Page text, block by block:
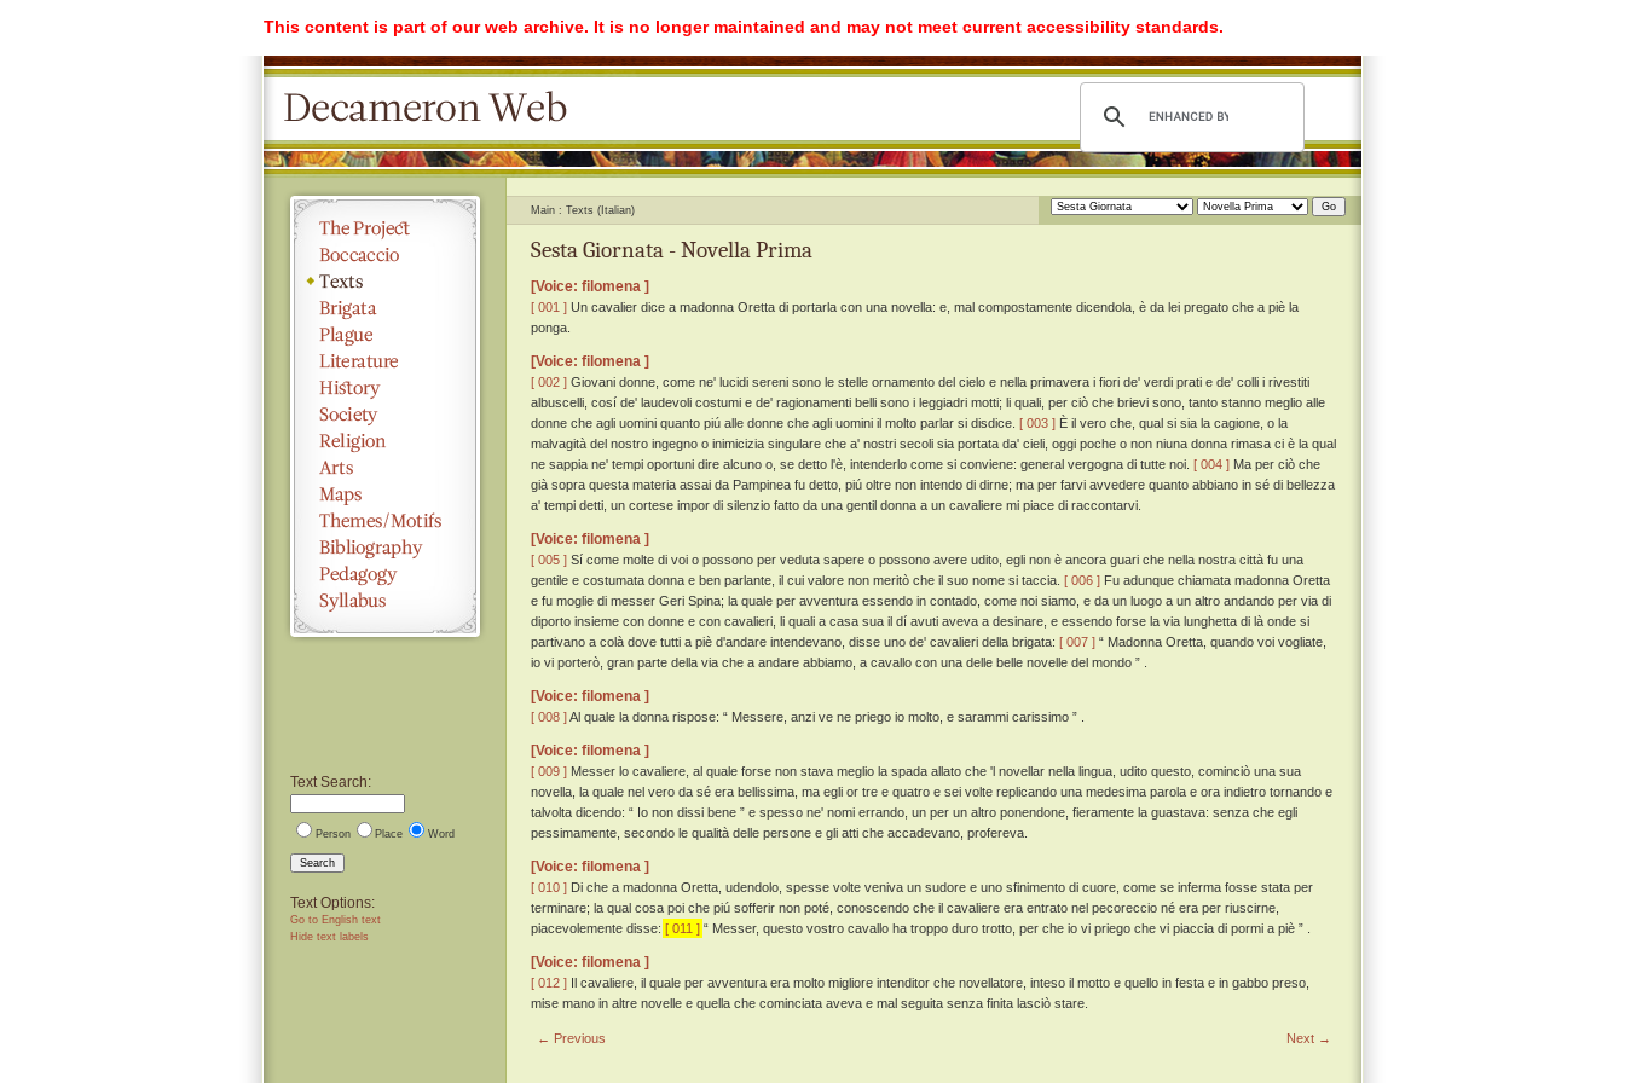
This content is part of our web archive. It is no longer maintained and may not meet current accessibility standards.
Text Search:
Person Place Word
Search
Text Options:
Go to English text
Hide text labels
Main Texts (Italian)
Sesta Giornata - Novella Prima
[Voice: filomena ]
[ 001 ] Un cavalier dice a madonna Oretta di portarla con una novella: e, mal compostamente dicendola, è da lei pregato che a piè la
ponga.
[Voice: filomena ]
[ 002 ] Giovani donne, come ne' lucidi sereni sono le stelle ornamento del cielo e nella primavera i fiori de' verdi prati e de' colli i rivestiti
albuscelli, cosí de' laudevoli costumi e de' ragionamenti belli sono i leggiadri motti; li quali, per ciò che brievi sono, tanto stanno meglio alle
donne che agli uomini quanto piú alle donne che agli uomini il molto parlar si disdice. [ 003 ] È il vero che, qual si sia la cagione, o la
malvagità del nostro ingegno o inimicizia singulare che a' nostri secoli sia portata da' cieli, oggi poche o non niuna donna rimasa ci è la qual
ne sappia ne' tempi oportuni dire alcuno o, se detto l'è, intenderlo come si conviene: general vergogna di tutte noi. [ 004 ] Ma per ciò che
già sopra questa materia assai da Pampinea fu detto, piú oltre non intendo di dirne; ma per farvi avvedere quanto abbiano in sé di bellezza
a' tempi detti, un cortese impor di silenzio fatto da una gentil donna a un cavaliere mi piace di raccontarvi.
[Voice: filomena ]
[ 005 ] Sí come molte di voi o possono per veduta sapere o possono avere udito, egli non è ancora guari che nella nostra città fu una
gentile e costumata donna e ben parlante, il cui valore non meritò che il suo nome si taccia. [ 006 ] Fu adunque chiamata madonna Oretta
e fu moglie di messer Geri Spina; la quale per avventura essendo in contado, come noi siamo, e da un luogo a un altro andando per via di
diporto insieme con donne e con cavalieri, li quali a casa sua il dí avuti aveva a desinare, e essendo forse la via lunghetta di là onde si
partivano a colà dove tutti a piè d'andare intendevano, disse uno de' cavalieri della brigata: [ 007 ] “ Madonna Oretta, quando voi vogliate,
io vi porterò, gran parte della via che a andare abbiamo, a cavallo con una delle belle novelle del mondo ” .
[Voice: filomena ]
[ 008 ]Al quale la donna rispose: “ Messere, anzi ve ne priego io molto, e sarammi carissimo ” .
[Voice: filomena ]
[ 009 ] Messer lo cavaliere, al quale forse non stava meglio la spada allato che 'l novellar nella lingua, udito questo, cominciò una sua
novella, la quale nel vero da sé era bellissima, ma egli or tre e quatro e sei volte replicando una medesima parola e ora indietro tornando e
talvolta dicendo: “ Io non dissi bene ” e spesso ne' nomi errando, un per un altro ponendone, fieramente la guastava: senza che egli
pessimamente, secondo le qualità delle persone e gli atti che accadevano, profereva.
[Voice: filomena ]
[ 010 ] Di che a madonna Oretta, udendolo, spesse volte veniva un sudore e uno sfinimento di cuore, come se inferma fosse stata per
terminare; la qual cosa poi che piú sofferir non poté, conoscendo che il cavaliere era entrato nel pecoreccio né era per riuscirne,
piacevolemente disse: [ 011 ] “ Messer, questo vostro cavallo ha troppo duro trotto, per che io vi priego che vi piaccia di pormi a piè ” .
[Voice: filomena ]
[ 012 ] Il cavaliere, il quale per avventura era molto migliore intenditor che novellatore, inteso il motto e quello in festa e in gabbo preso,
mise mano in altre novelle e quella che cominciata aveva e mal seguita senza finita lasciò stare.
← Previous Next →